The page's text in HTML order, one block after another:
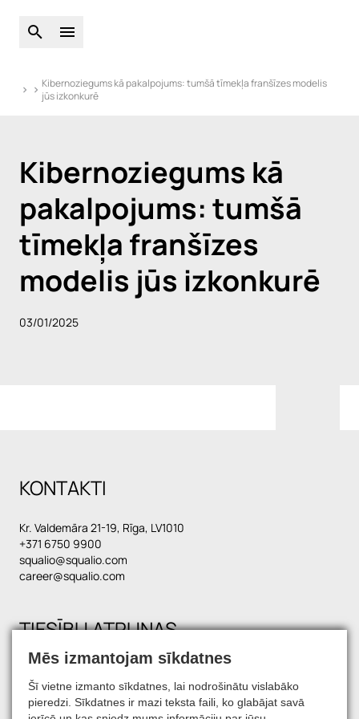
Atveriet globālo meklēšanu
Atveriet galveno izvēlni
Kibernoziegums kā pakalpojums: tumšā tīmekļa franšīzes modelis
jūs izkonkurē
Kibernoziegums kā
pakalpojums: tumšā
tīmekļa franšīzes
modelis jūs izkonkurē
03/01/2025
KONTAKTI
Kr. Valdemāra 21-19, Rīga, LV1010
+371 6750 9900
squalio@squalio.com
career@squalio.com
TIESĪBU ATRUNAS
SATIECIET MŪS SOCIĀLAJOS TĪKLOS
Mēs izmantojam sīkdatnes
Šī vietne izmanto sīkdatnes, lai nodrošinātu vislabāko
pieredzi. Sīkdatnes ir mazi teksta faili, ko glabājat savā